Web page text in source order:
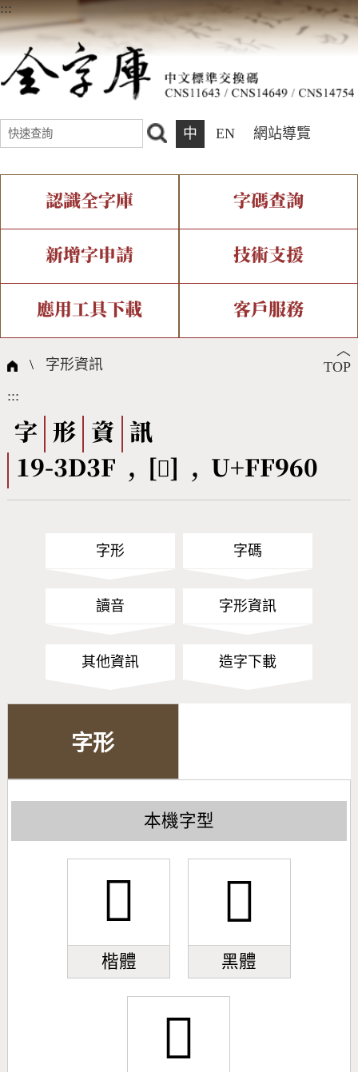
:::
中 EN 網站導覽
認識全字庫
全字庫介紹 全字庫現況
中文碼介紹 專有名詞介紹
國際字碼相關組織
字碼查詢
IDS查詢 部件查詢
複合查詢 注音查詢
筆畫查詢
筆順序查詢
CNS查詢 Unicode查詢
新增字申請
新字申請處理流程
技術支援
字形即時顯示 造字解決方案
全字庫授權 轉碼Web Service
應用工具下載
個人電腦造字處理工具
字形下載
客戶服務
問題集
熱門查詢統計
︿
TOP
\ 字形資訊
:::
字 形 資
訊
19-3D3F , [󿥠] , U+FF960
字形 字碼
讀音 字形資訊
其他資訊 造字下載
字形
本機字型
󿥠
楷體
󿥠
黑體
󿥠